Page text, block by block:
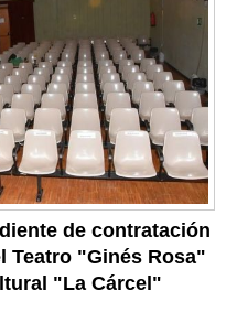
de contratación
Teatro "Ginés Rosa"
"La Cárcel"